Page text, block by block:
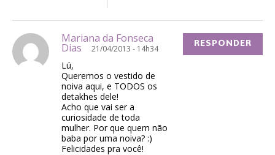
Mariana da Fonseca
Dias 21/04/2013 - 14h34
Lú,
Queremos o vestido de
noiva aqui, e TODOS os
detakhes dele!
Acho que vai ser a
curiosidade de toda
mulher. Por que quem não
baba por uma noiva? :)
Felicidades pra você!
RESPONDER